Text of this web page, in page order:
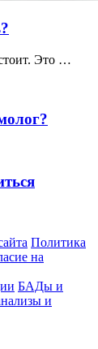
Это …
Политика
на
БАДы и
и